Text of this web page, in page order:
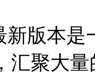
新版本是
汇聚大